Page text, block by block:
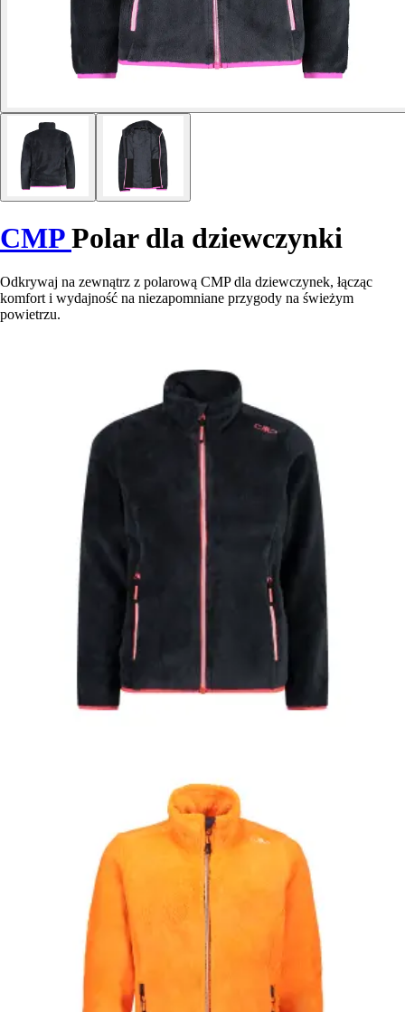
CMPPolar dla dziewczynki
Odkrywaj na zewnątrz z polarową CMP dla dziewczynek, łącząc
komfort i wydajność na niezapomniane przygody na świeżym
powietrzu.